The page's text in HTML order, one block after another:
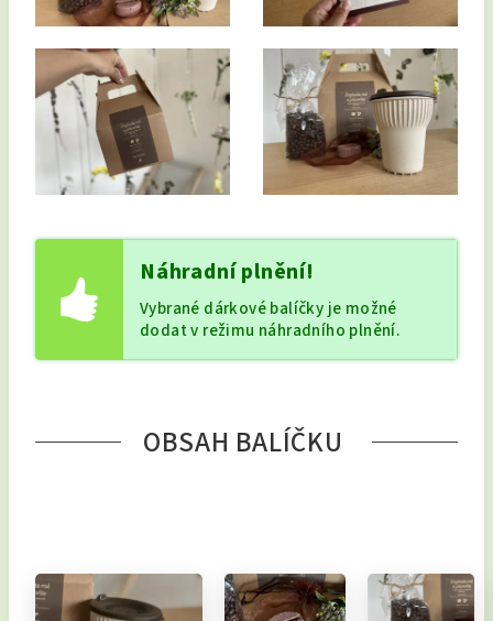
Náhradní plnění!
Vybrané dárkové balíčky je možné
dodat v režimu náhradního plnění.
OBSAH BALÍČKU